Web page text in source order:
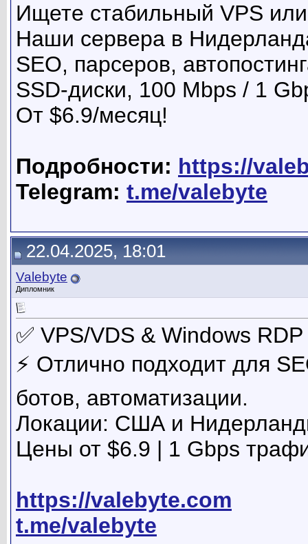
Ищете стабильный VPS
Наши сервера в
SEO, парсеров,
SSD-диски, 100 Mbps / 1
От $6.9/месяц!
Подробности: https://
Telegram: t.me/valebyte
22.04.2025, 18:01
Valebyte
Дипломник
✅ VPS/VDS & Windows
⚡ Отлично подходит для
ботов, автоматизации.
Локации: США и
Цены от $6.9 | 1 Gbps
https://valebyte.com
t.me/valebyte